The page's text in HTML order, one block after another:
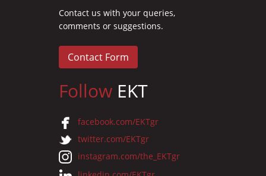
Contact us with your queries,
comments or suggestions.
Contact Form
Follow EKT
facebook.com/EKTgr
twitter.com/EKTgr
instagram.com/the_EKTgr